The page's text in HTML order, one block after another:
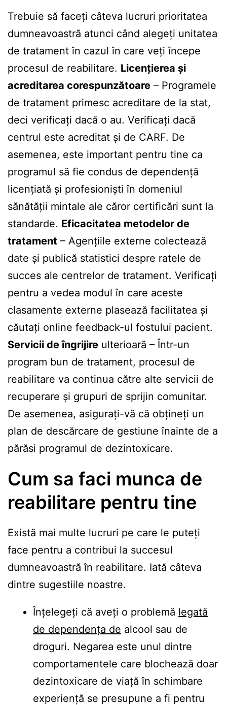
Trebuie să faceți câteva lucruri prioritatea
dumneavoastră atunci când alegeți unitatea
de tratament în cazul în care veți începe
procesul de reabilitare. Licențierea și
acreditarea corespunzătoare – Programele
de tratament primesc acreditare de la stat,
deci verificați dacă o au. Verificați dacă
centrul este acreditat și de CARF. De
asemenea, este important pentru tine ca
programul să fie condus de dependență
licențiată și profesioniști în domeniul
sănătății mintale ale căror certificări sunt la
standarde. Eficacitatea metodelor de
tratament – Agențiile externe colectează
date și publică statistici despre ratele de
succes ale centrelor de tratament. Verificați
pentru a vedea modul în care aceste
clasamente externe plasează facilitatea și
căutați online feedback-ul fostului pacient.
Servicii de îngrijire ulterioară – Într-un
program bun de tratament, procesul de
reabilitare va continua către alte servicii de
recuperare și grupuri de sprijin comunitar.
De asemenea, asigurați-vă că obțineți un
plan de descărcare de gestiune înainte de a
părăsi programul de dezintoxicare.
Cum sa faci munca de
reabilitare pentru tine
Există mai multe lucruri pe care le puteți
face pentru a contribui la succesul
dumneavoastră în reabilitare. Iată câteva
dintre sugestiile noastre.
Înțelegeți că aveți o problemă legată
de dependența de alcool sau de
droguri. Negarea este unul dintre
comportamentele care blochează doar
dezintoxicare de viață în schimbare
experiență se presupune a fi pentru